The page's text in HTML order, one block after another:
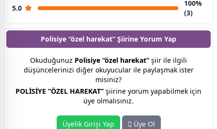
5.0
100%
(3)
Polisiye “özel harekat” Şiirine Yorum Yap
Okuduğunuz Polisiye “özel harekat” şiir ile ilgili
düşüncelerinizi diğer okuyucular ile paylaşmak ister
misiniz?
POLİSİYE “ÖZEL HAREKAT” şiirine yorum yapabilmek için
üye olmalısınız.
Üyelik Girişi Yap Üye Ol